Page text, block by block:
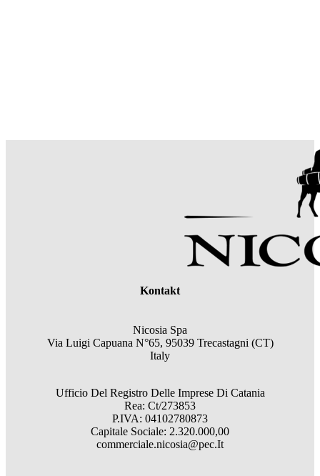
Kontakt
Nicosia Spa
Via Luigi Capuana N°65, 95039 Trecastagni (CT)
Italy
Ufficio Del Registro Delle Imprese Di Catania
Rea: Ct/273853
P.IVA: 04102780873
Capitale Sociale: 2.320.000,00
commerciale.nicosia@pec.It